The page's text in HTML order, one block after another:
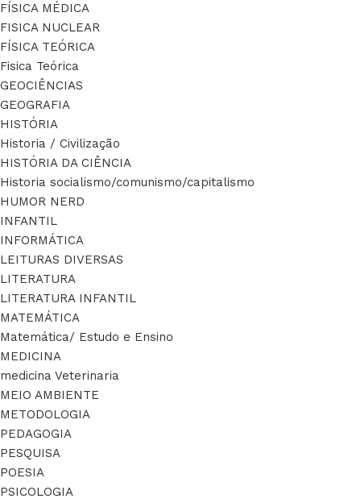
FÍSICA MÉDICA
FISICA NUCLEAR
FÍSICA TEÓRICA
Fisica Teórica
GEOCIÊNCIAS
GEOGRAFIA
HISTÓRIA
Historia / Civilização
HISTÓRIA DA CIÊNCIA
Historia socialismo/comunismo/capitalismo
HUMOR NERD
INFANTIL
INFORMÁTICA
LEITURAS DIVERSAS
LITERATURA
LITERATURA INFANTIL
MATEMÁTICA
Matemática/ Estudo e Ensino
MEDICINA
medicina Veterinaria
MEIO AMBIENTE
METODOLOGIA
PEDAGOGIA
PESQUISA
POESIA
PSICOLOGIA